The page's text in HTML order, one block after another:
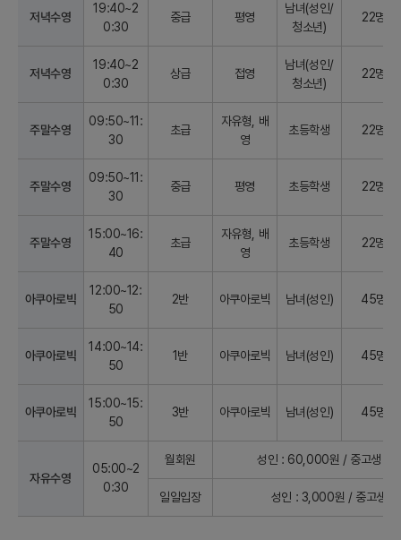
저녁수영
19:40~2
0:30
중급 평영
남녀(성인/
청소년)
22명
저녁수영
19:40~2
0:30
상급 접영
남녀(성인/
청소년)
22명
주말수영
09:50~11:
30
초급
자유형, 배
영
초등학생 22명
주말수영
09:50~11:
30
중급 평영 초등학생 22명
주말수영
15:00~16:
40
초급
자유형, 배
영
초등학생 22명
아쿠아로빅
12:00~12:
50
2반 아쿠아로빅 남녀(성인) 45명
아쿠아로빅
14:00~14:
50
1반 아쿠아로빅 남녀(성인) 45명
아쿠아로빅
15:00~15:
50
3반 아쿠아로빅 남녀(성인) 45명
자유수영
05:00~2
0:30
월회원 성인 : 60,000원 / 중고생 :
일일입장 성인 : 3,000원 / 중고생 :